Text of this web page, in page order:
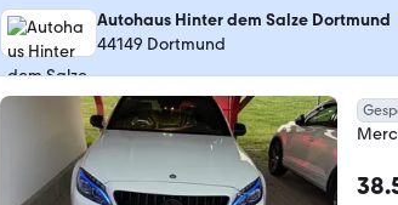
Autohaus Hinter dem Salze Dortmund
44149 Dortmund